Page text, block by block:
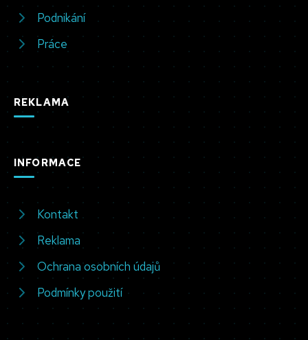
Podnikání
Práce
REKLAMA
INFORMACE
Kontakt
Reklama
Ochrana osobních údajů
Podmínky použití